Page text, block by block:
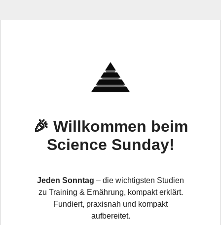
🎉 Willkommen beim
Science Sunday!
Jeden Sonntag – die wichtigsten Studien
zu Training & Ernährung, kompakt erklärt.
Fundiert, praxisnah und kompakt
aufbereitet.